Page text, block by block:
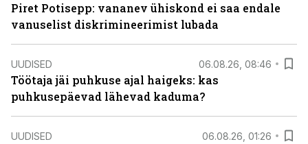
Piret Potisepp: vananev ühiskond ei saa endale
vanuselist diskrimineerimist lubada
UUDISED 06.08.26, 08:46
Töötaja jäi puhkuse ajal haigeks: kas
puhkusepäevad lähevad kaduma?
UUDISED 06.08.26, 01:26